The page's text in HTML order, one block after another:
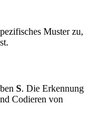
Muster zu,
S. Die Erkennung
Codieren von